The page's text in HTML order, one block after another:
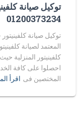
توكيل صيانة
01200373234
المعتمد لصيانة
كلفينيتور المنزلية
احصلوا على كافة
المختصين فى اقرأ